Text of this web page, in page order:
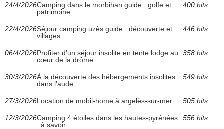
24/4/2026Camping dans le morbihan guide : golfe et
patrimoine
400 hits
22/4/2026Séjour camping uzès guide : découverte et
villages
446 hits
06/4/2026Profiter d'un séjour insolite en tente lodge au
cœur de la drôme
358 hits
30/3/2026À la découverte des hébergements insolites
dans l’aude
549 hits
27/3/2026Location de mobil-home à argelès-sur-mer 505 hits
12/3/2026Camping 4 étoiles dans les hautes-pyrénées
: à savoir
556 hits